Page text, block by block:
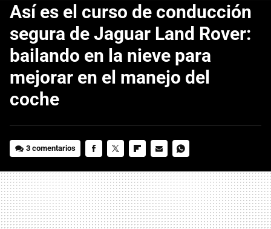
Así es el curso de conducción
segura de Jaguar Land Rover:
bailando en la nieve para
mejorar en el manejo del
coche
3 comentarios
MAIL